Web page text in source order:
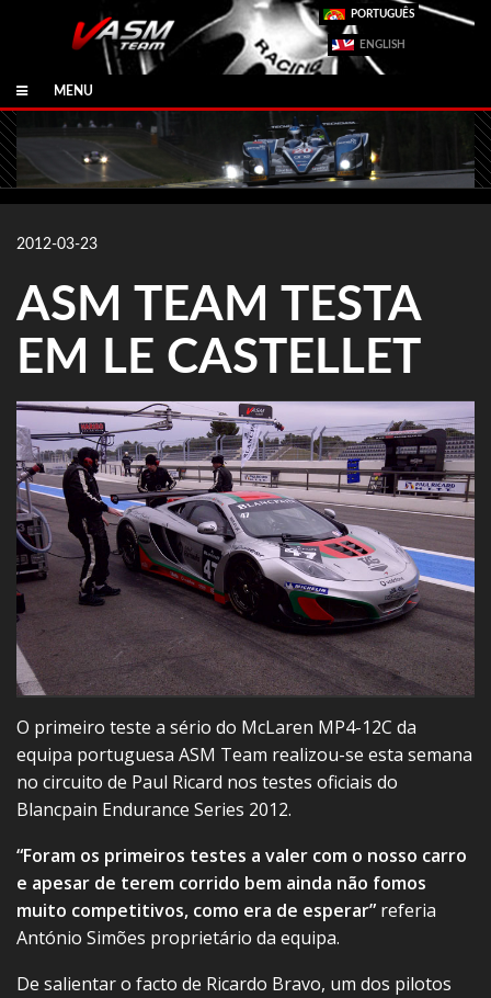
PORTUGUÊS
ENGLISH
MENU
2012-03-23
ASM TEAM TESTA
EM LE CASTELLET
O primeiro teste a sério do McLaren MP4-12C da
equipa portuguesa ASM Team realizou-se esta semana
no circuito de Paul Ricard nos testes oficiais do
Blancpain Endurance Series 2012.
“Foram os primeiros testes a valer com o nosso carro
e apesar de terem corrido bem ainda não fomos
muito competitivos, como era de esperar” referia
António Simões proprietário da equipa.
De salientar o facto de Ricardo Bravo, um dos pilotos